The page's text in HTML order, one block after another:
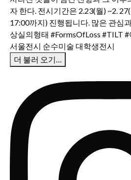
더 불러 오기…